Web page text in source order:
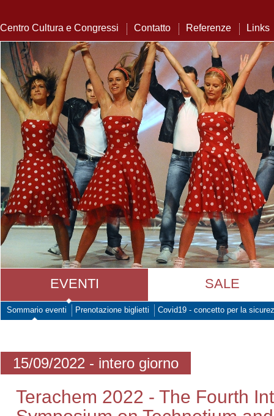
Centro Cultura e Congressi Contatto Referenze Links
EVENTI SALE
Sommario eventi Prenotazione biglietti Covid19 - concetto per la
15/09/2022 - intero giorno
Terachem 2022 - The Fourth